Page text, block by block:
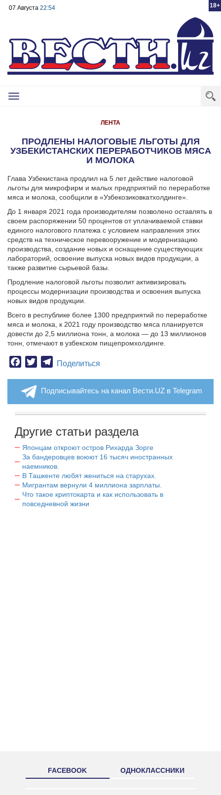
18+
07 Августа 22:54
Toggle
ЛЕНТА
ПРОДЛЕНЫ НАЛОГОВЫЕ ЛЬГОТЫ ДЛЯ
УЗБЕКИСТАНСКИХ ПЕРЕРАБОТЧИКОВ МЯСА
И МОЛОКА
Глава Узбекистана продлил на 5 лет действие налоговой
льготы для микрофирм и малых предприятий по переработке
мяса и молока, сообщили в «Узбекозиковкатхолдинге».
До 1 января 2021 года производителям позволено оставлять в
своем распоряжении 50 процентов от уплачиваемой ставки
единого налогового платежа с условием направления этих
средств на техническое перевооружение и модернизацию
производства, создание новых и оснащение существующих
лабораторий, освоение выпуска новых видов продукции, а
также развитие сырьевой базы.
Продление налоговой льготы позволит активизировать
процессы модернизации производства и освоения выпуска
новых видов продукции.
Всего в республике более 1300 предприятий по переработке
мяса и молока, к 2021 году производство мяса планируется
довести до 2,5 миллиона тонн, а молока — до 13 миллионов
тонн, отмечают в узбекском пищепромхолдинге.
Facebook
TwitterTelegram
Поделиться
Подписывайтесь на канал Вести.UZ в Telegram
Другие статьи раздела
Японцам откроют остров Рихарда Зорге
За бандеровцев воюют 16 тысяч иностранных
наемников.
В Ташкенте любят жениться на старухах.
Мигрантам вернули 4 миллиона зарплаты.
Что такое криптокарта и как использовать в
повседневной жизни
FACEBOOK ОДНОКЛАССНИКИ